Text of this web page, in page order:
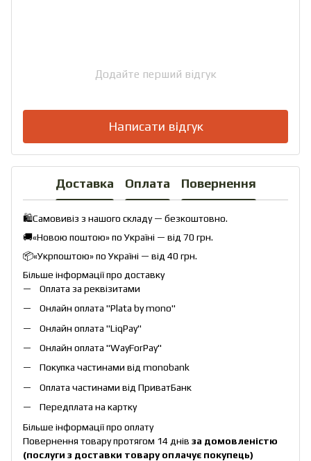
Додайте перший відгук
Написати відгук
Доставка Оплата Повернення
🛍️Самовивіз з нашого складу — безкоштовно.
🚚«Новою поштою» по Україні — від 70 грн.
📦«Укрпоштою» по Україні — від 40 грн.
Більше інформації про доставку
Оплата за реквізитами
Онлайн оплата "Plata by mono"
Онлайн оплата "LiqPay"
Онлайн оплата "WayForPay"
Покупка частинами від monobank
Оплата частинами від ПриватБанк
Передплата на картку
Більше інформації про оплату
Повернення товару протягом 14 днів за домовленістю
(послуги з доставки товару оплачує покупець)